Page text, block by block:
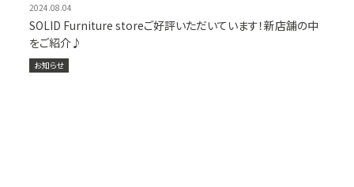
2024.08.04
SOLID Furniture storeご好評いただいています！新店舗の中
をご紹介♪
お知らせ